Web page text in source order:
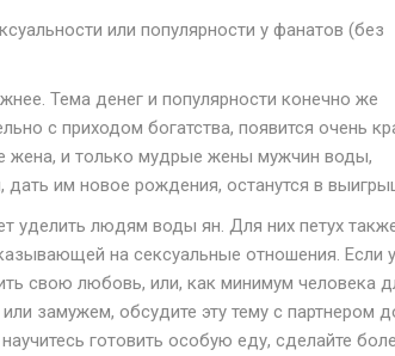
или популярности у фанатов (без
Тема денег и популярности конечно же
с приходом богатства, появится очень
жена, и только мудрые жены мужчин воды,
им новое рождения, останутся в
уделить людям воды ян. Для них петух
на сексуальные отношения. Если
свою любовь, или, как минимум человека
замужем, обсудите эту тему с партнером
готовить особую еду, сделайте